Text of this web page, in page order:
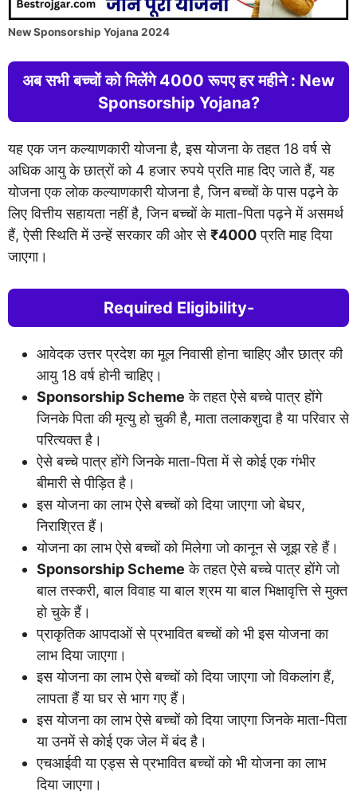
New Sponsorship Yojana 2024
अब सभी बच्चों को मिलेंगे 4000 रूपए हर महीने : New
Sponsorship Yojana?
यह एक जन कल्याणकारी योजना है, इस योजना के तहत 18 वर्ष से
अधिक आयु के छात्रों को 4 हजार रुपये प्रति माह दिए जाते हैं, यह
योजना एक लोक कल्याणकारी योजना है, जिन बच्चों के पास पढ़ने के
लिए वित्तीय सहायता नहीं है, जिन बच्चों के माता-पिता पढ़ने में असमर्थ
हैं, ऐसी स्थिति में उन्हें सरकार की ओर से₹4000प्रति माह दिया
जाएगा।
Required Eligibility-
आवेदक उत्तर प्रदेश का मूल निवासी होना चाहिए और छात्र की
आयु 18 वर्ष होनी चाहिए।
Sponsorship Scheme के तहत ऐसे बच्चे पात्र होंगे
जिनके पिता की मृत्यु हो चुकी है, माता तलाकशुदा है या परिवार से
परित्यक्त है।
ऐसे बच्चे पात्र होंगे जिनके माता-पिता में से कोई एक गंभीर
बीमारी से पीड़ित है।
इस योजना का लाभ ऐसे बच्चों को दिया जाएगा जो बेघर,
निराश्रित हैं।
योजना का लाभ ऐसे बच्चों को मिलेगा जो कानून से जूझ रहे हैं।
Sponsorship Scheme के तहत ऐसे बच्चे पात्र होंगे जो
बाल तस्करी, बाल विवाह या बाल श्रम या बाल भिक्षावृत्ति से मुक्त
हो चुके हैं।
प्राकृतिक आपदाओं से प्रभावित बच्चों को भी इस योजना का
लाभ दिया जाएगा।
इस योजना का लाभ ऐसे बच्चों को दिया जाएगा जो विकलांग हैं,
लापता हैं या घर से भाग गए हैं।
इस योजना का लाभ ऐसे बच्चों को दिया जाएगा जिनके माता-पिता
या उनमें से कोई एक जेल में बंद है।
एचआईवी या एड्स से प्रभावित बच्चों को भी योजना का लाभ
दिया जाएगा।